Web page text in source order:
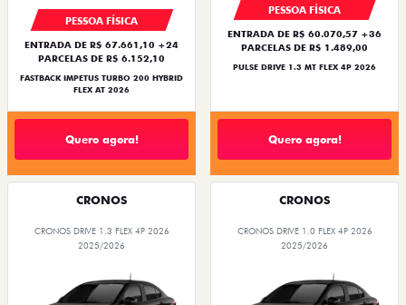
PESSOA FÍSICA
ENTRADA DE R$ 67.661,10 +24
PARCELAS DE R$ 6.152,10
FASTBACK IMPETUS TURBO 200 HYBRID
FLEX AT 2026
Quero agora!
PESSOA FÍSICA
ENTRADA DE R$ 60.070,57 +36
PARCELAS DE R$ 1.489,00
PULSE DRIVE 1.3 MT FLEX 4P 2026
Quero agora!
CRONOS
CRONOS DRIVE 1.3 FLEX 4P 2026
2025/2026
CRONOS
CRONOS DRIVE 1.0 FLEX 4P 2026
2025/2026